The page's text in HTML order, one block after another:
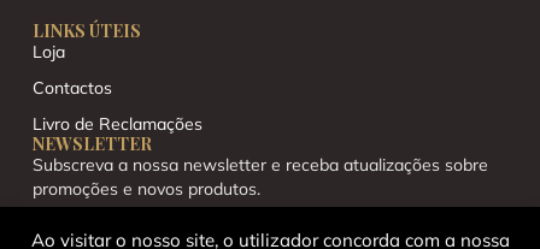
Ao visitar o nosso site, o utilizador concorda com a nossa
LINKS ÚTEIS
Loja
Contactos
Livro de Reclamações
NEWSLETTER
Subscreva a nossa newsletter e receba atualizações sobre
promoções e novos produtos.